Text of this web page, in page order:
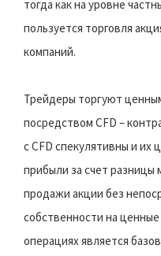
тогда как на уровне
пользуется торговля
компаний.
Трейдеры торгуют
посредством CFD –
c CFD спекулятивны и их
прибыли за счет
продажи акции без
собственности на
операциях является